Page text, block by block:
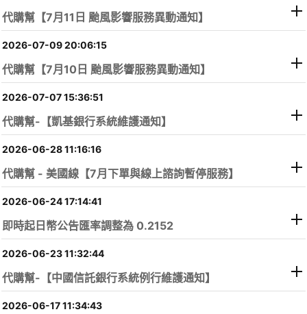
代購幫【7月11日 颱風影響服務異動通知】
2026-07-09 20:06:15
代購幫【7月10日 颱風影響服務異動通知】
2026-07-07 15:36:51
代購幫-【凱基銀行系統維護通知】
2026-06-28 11:16:16
代購幫 - 美國線【7月下單與線上諮詢暫停服務】
2026-06-24 17:14:41
即時起日幣公告匯率調整為 0.2152
2026-06-23 11:32:44
代購幫-【中國信託銀行系統例行維護通知】
2026-06-17 11:34:43